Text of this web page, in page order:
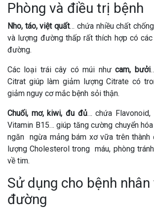
Phòng và điều trị bệnh
Nho, táo, việt quất… chứa nhiều chất
và lượng đường thấp rất thích hợp có các
đường.
Các loại trái cây có múi nhưcam, bưởi
Citrat giúp làm giảm lượng Citrate có
giảm nguy cơ mắc bệnh sỏi thận.
Chuối, mơ, kiwi, đu đủ… chứa
Vitamin B15… giúp tăng cường chuyển
ngăn ngừa mảng bám xơ vữa trên thành
lượng Cholesterol trong máu, phòng
về tim.
Sử dụng cho bệnh nhân
đường